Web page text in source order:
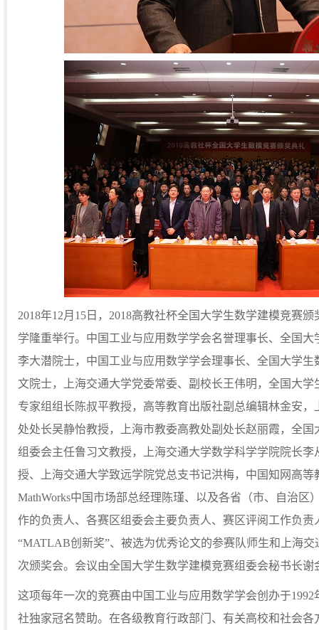
2018年12月15日，2018高教社杯全国大学生数学建模竞赛
学隆重举行。中国工业与应用数学学会名誉理事长、全国
李大潜院士，中国工业与应用数学学会理事长、全国大学
文院士，上海交通大学党委常委、副校长王伟明，全国大
专家组组长陈叔平教授，高等教育出版社副总编辑林金安
处处长吴静怡教授，上海市教委高教处副处长赵丽霞，全
组委会主任鲁习文教授，上海交通大学数学科学学院院长
授、上海交通大学致远学院党总支书记洪梅，中国知网高等
MathWorks中国市场部总经理陈瑾、以及各省（市、自治区
作的负责人、各赛区组委会主要负责人、赛区评阅工作负责
“MATLAB创新奖”、被选为优秀论文的参赛队师生和上海交
次颁奖会。会议由全国大学生数学建模竞赛组委会秘书长谢
这项每年一次的竞赛由中国工业与应用数学学会创办于1992
社独家冠名赞助。在各级教育行政部门、有关高校和社会